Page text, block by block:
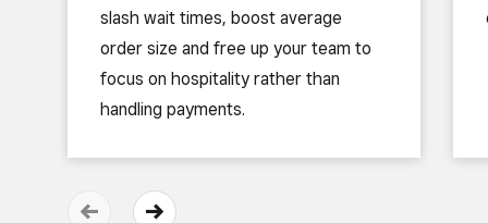
slash wait times, boost average
order size and free up your team to
focus on hospitality rather than
handling payments.